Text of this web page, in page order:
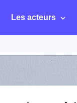
Les acteurs